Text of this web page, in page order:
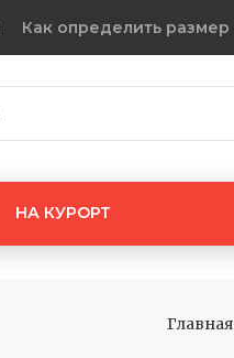
Как определить размер
НА КУРОРТ
Главная